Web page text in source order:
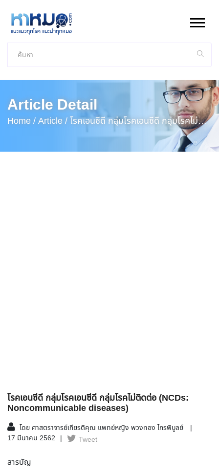
Article Detail
Home /Article /โรคเอนซีดี กลุ่มโรคเอนซีดี กลุ่มโรคไม่
ติดต่อ (NCDs: Noncommunicable Diseases)
โรคเอนซีดี กลุ่มโรคเอนซีดี กลุ่มโรคไม่ติดต่อ (NCDs:
Noncommunicable diseases)
โดย ศาสตราจารย์เกียรติคุณ แพทย์หญิง พวงทอง ไกรพิบูลย์
17 มีนาคม 2562
Tweet
สารบัญ